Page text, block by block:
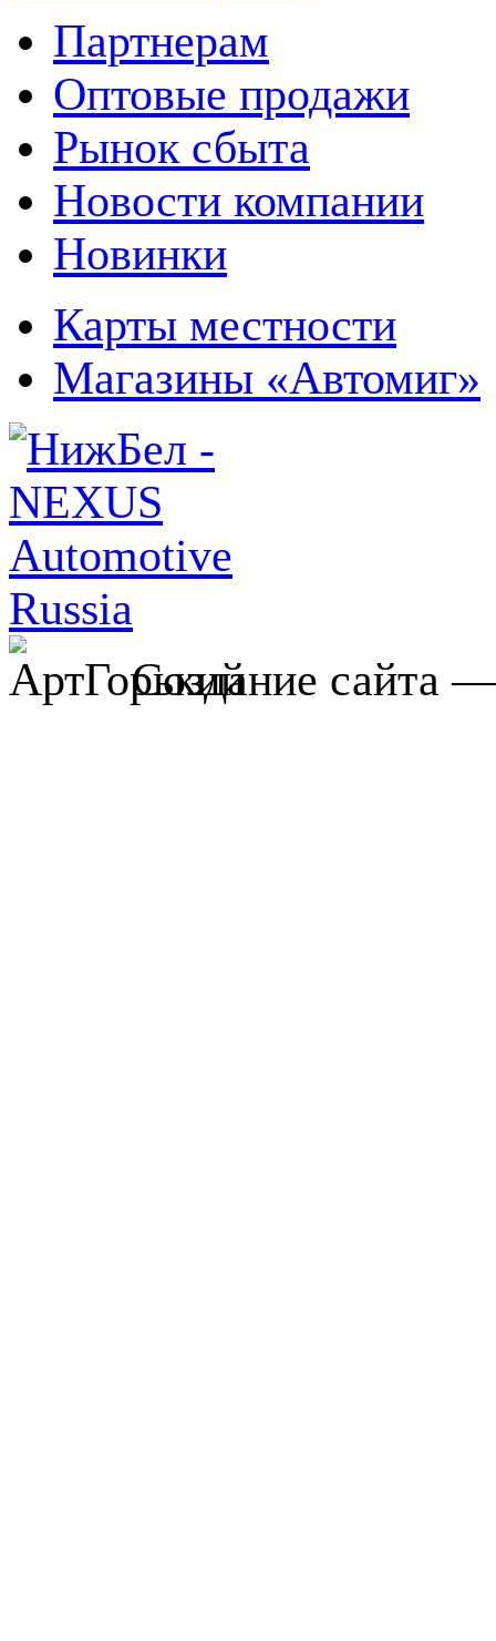
Партнерам
Оптовые продажи
Рынок сбыта
Новости компании
Новинки
Карты местности
Магазины «Автомиг»
Создание сайта